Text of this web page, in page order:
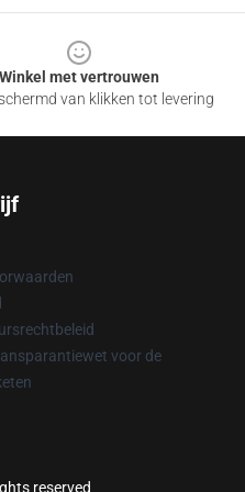
Winkel met vertrouwen
van klikken tot levering
voor de
reserved